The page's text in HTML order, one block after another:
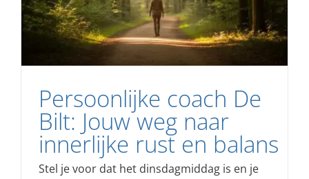
Persoonlijke coach De
Bilt: Jouw weg naar
innerlijke rust en balans
Stel je voor dat het dinsdagmiddag is en je